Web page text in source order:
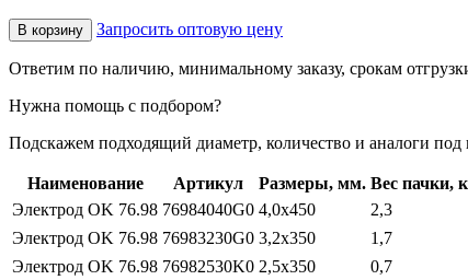
В корзину Запросить оптовую цену
Ответим по наличию, минимальному заказу, срокам
Нужна помощь с подбором?
Подскажем подходящий диаметр, количество и аналоги под
Наименование Артикул Размеры, мм. Вес пачки,
Электрод OK 76.98 76984040G0 4,0x450 2,3
Электрод OK 76.98 76983230G0 3,2x350 1,7
Электрод OK 76.98 76982530K0 2,5x350 0,7